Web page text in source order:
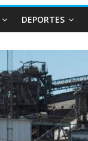
DEPORTES